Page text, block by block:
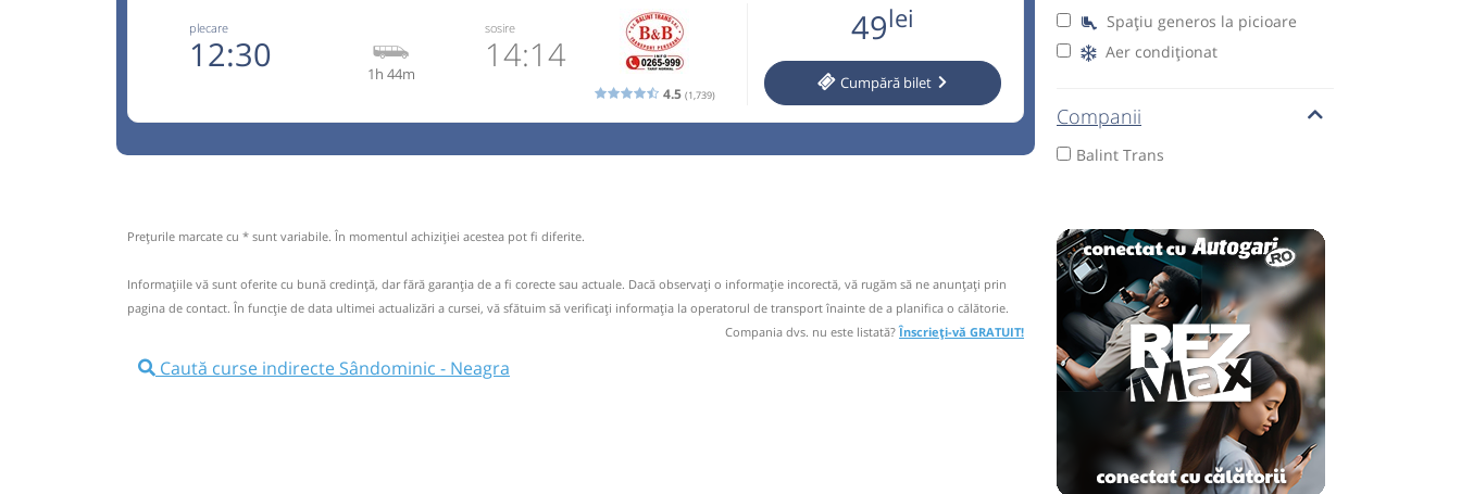
Spațiu generos la picioare
Aer condiționat
Companii
Balint Trans
plecare
12:30 1h 44m
sosire
14:14
4.5 (1,739)
49lei
Cumpără bilet
10% Via: Panov, Ernei, Reghin, Toplita, Gheorgheni,
M.Ciuc, Comanesti, Tg.Ocna
NOU!Pune poze din călătoria ta⤣
Prețurile marcate cu * sunt variabile. În momentul achiziției acestea pot fi diferite.
Informaţiile vă sunt oferite cu bună credinţă, dar fără garanţia de a fi corecte sau actuale. Dacă observați o informaţie incorectă, vă rugăm să ne anunțați prin
pagina de contact. În funcție de data ultimei actualizări a cursei, vă sfătuim să verificaţi informaţia la operatorul de transport înainte de a planifica o călătorie.
Compania dvs. nu este listată?Înscrieți-vă GRATUIT!
Caută curse indirecte Sândominic - Neagra